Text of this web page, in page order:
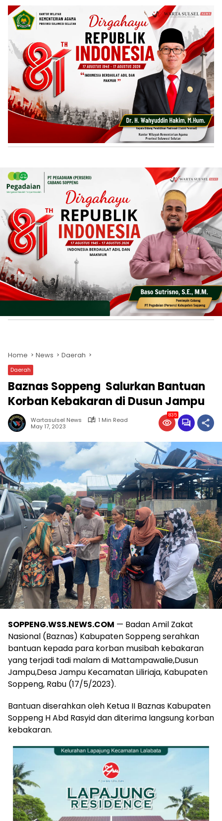
Home News Daerah
Daerah
Baznas Soppeng Salurkan Bantuan
Korban Kebakaran di Dusun Jampu
Wartasulsel News
1 Min Read
May 17, 2023
835
SOPPENG.WSS.NEWS.COM — Badan Amil Zakat
Nasional (Baznas) Kabupaten Soppeng serahkan
bantuan kepada para korban musibah kebakaran
yang terjadi tadi malam di Mattampawalie,Dusun
Jampu,Desa Jampu Kecamatan Liliriaja, Kabupaten
Soppeng, Rabu (17/5/2023).
Bantuan diserahkan oleh Ketua II Baznas Kabupaten
Soppeng H Abd Rasyid dan diterima langsung korban
kebakaran.